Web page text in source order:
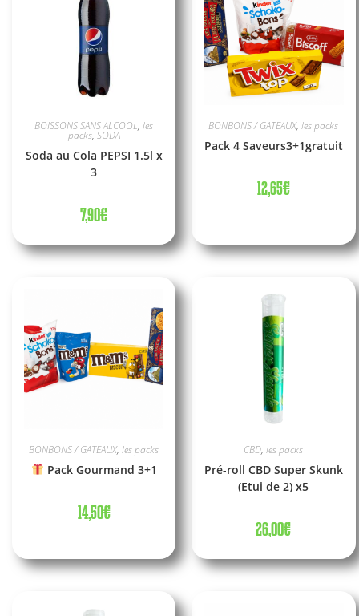
BOISSONS SANS ALCOOL,les
packs, SODA
Soda au Cola PEPSI 1.5l x
3
7,90€
BONBONS / GATEAUX,les packs
Pack 4 Saveurs3+1gratuit
12,65€
BONBONS / GATEAUX,les packs
Pack Gourmand 3+1
14,50€
CBD,les packs
Pré-roll CBD Super Skunk
(Etui de 2) x5
26,00€